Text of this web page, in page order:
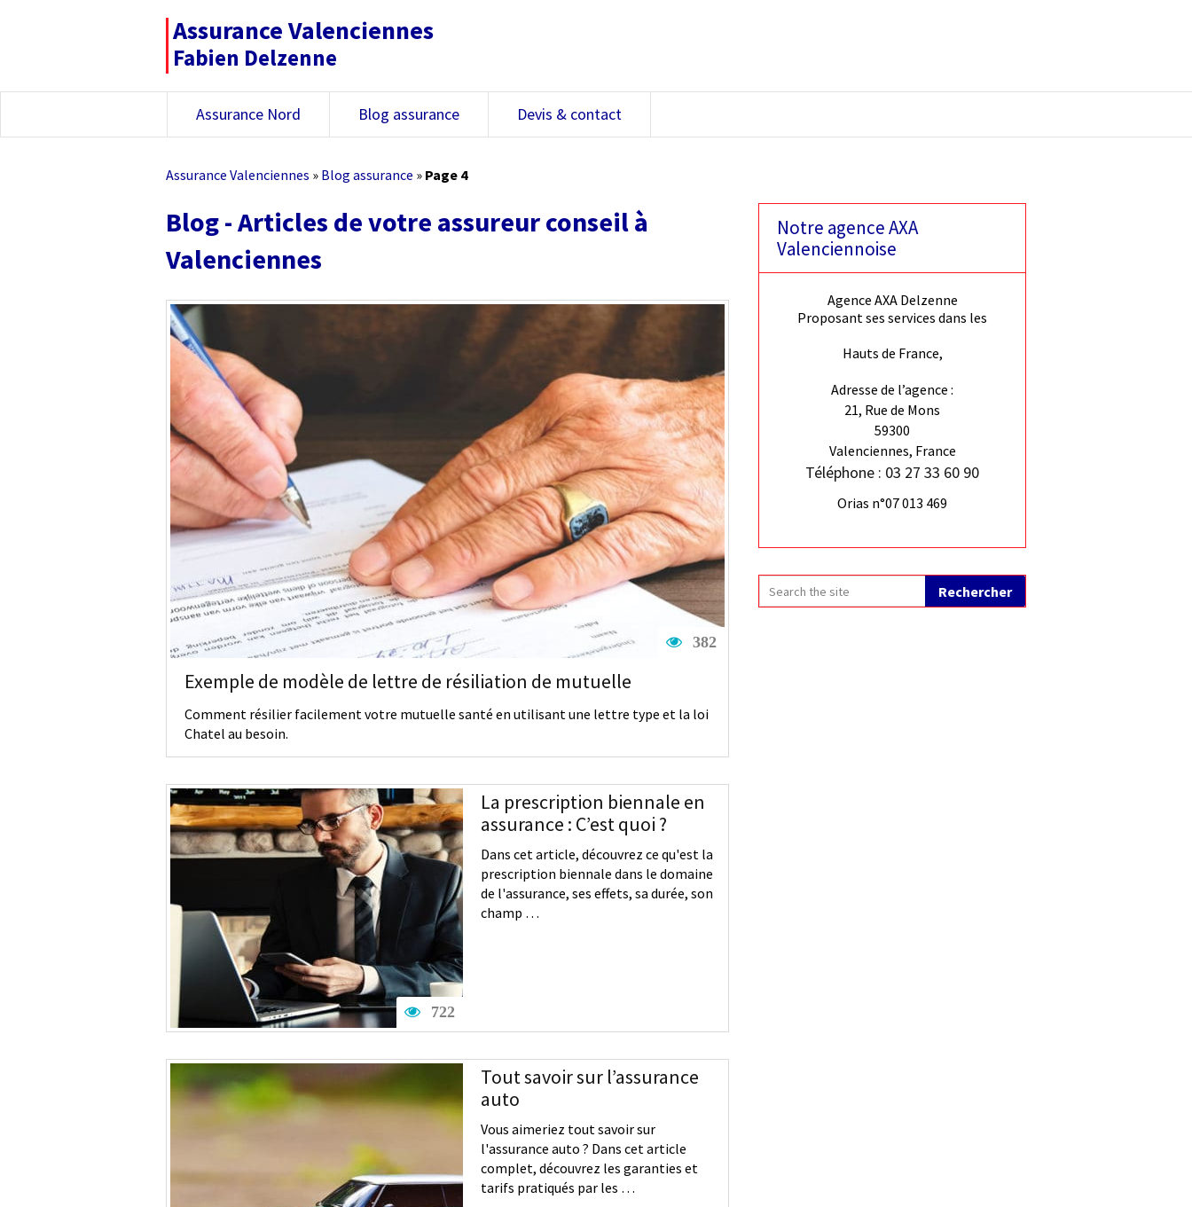
Assurance Valenciennes
Fabien Delzenne
Assurance Nord Blog assurance Devis & contact
Assurance Valenciennes » Blog assurance » Page 4
Blog - Articles de votre assureur conseil à
Valenciennes
382
Exemple de modèle de lettre de résiliation de mutuelle
Comment résilier facilement votre mutuelle santé en utilisant une lettre type et la loi
Chatel au besoin.
722
La prescription biennale en
assurance : C’est quoi ?
Dans cet article, découvrez ce qu'est la
prescription biennale dans le domaine
de l'assurance, ses effets, sa durée, son
champ …
Tout savoir sur l’assurance
auto
Vous aimeriez tout savoir sur
l'assurance auto ? Dans cet article
complet, découvrez les garanties et
tarifs pratiqués par les …
Notre agence AXA
Valenciennoise
Agence AXA Delzenne
Proposant ses services dans les
Hauts de France,
Adresse de l’agence :
21, Rue de Mons
59300
Valenciennes, France
Téléphone : 03 27 33 60 90
Orias n°07 013 469
Rechercher